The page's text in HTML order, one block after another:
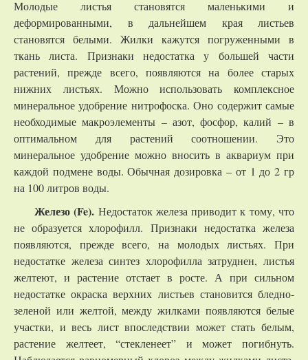
Молодые листья становятся маленькими и
деформированными, в дальнейшем края листьев
становятся белыми. Жилки кажутся погруженными в
ткань листа. Признаки недостатка у большей части
растений, прежде всего, появляются на более старых
нижних листьях. Можно использовать комплексное
минеральное удобрение нитрофоска. Оно содержит самые
необходимые макроэлементы – азот, фосфор, калий – в
оптимальном для растений соотношении. Это
минеральное удобрение можно вносить в аквариум при
каждой подмене воды. Обычная дозировка – от 1 до 2 гр
на 100 литров воды.
Железо (Fe). Недостаток железа приводит к тому, что
не образуется хлорофилл. Признаки недостатка железа
появляются, прежде всего, на молодых листьях. При
недостатке железа синтез хлорофилла затруднен, листья
желтеют, и растение отстает в росте. А при сильном
недостатке окраска верхних листьев становится бледно-
зеленой или желтой, между жилками появляются белые
участки, и весь лист впоследствии может стать белым,
растение желтеет, “стекленеет” и может погибнуть.